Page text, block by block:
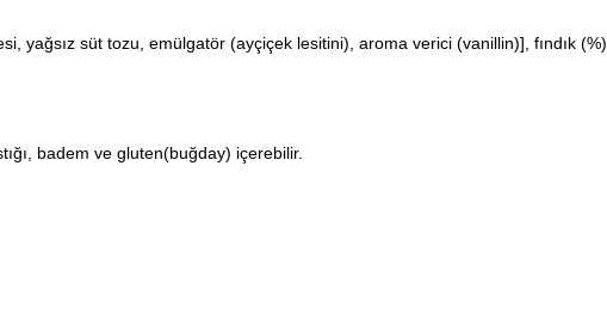
yağsız süt tozu, emülgatör (ayçiçek lesitini), aroma verici (vanillin)], fındık (%).
badem ve gluten(buğday) içerebilir.